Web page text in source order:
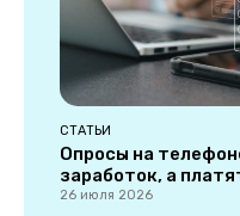
СТАТЬИ
Опросы на
заработок, а
26 июля 2026